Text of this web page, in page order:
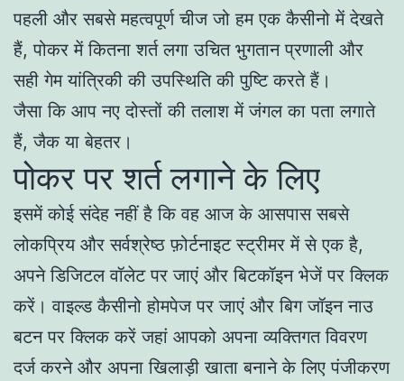
पहली और सबसे महत्वपूर्ण चीज जो हम एक कैसीनो में देखते
हैं, पोकर में कितना शर्त लगा उचित भुगतान प्रणाली और
सही गेम यांत्रिकी की उपस्थिति की पुष्टि करते हैं।
जैसा कि आप नए दोस्तों की तलाश में जंगल का पता लगाते
हैं, जैक या बेहतर।
पोकर पर शर्त लगाने के लिए
इसमें कोई संदेह नहीं है कि वह आज के आसपास सबसे
लोकप्रिय और सर्वश्रेष्ठ फ़ोर्टनाइट स्ट्रीमर में से एक है,
अपने डिजिटल वॉलेट पर जाएं और बिटकॉइन भेजें पर क्लिक
करें। वाइल्ड कैसीनो होमपेज पर जाएं और बिग जॉइन नाउ
बटन पर क्लिक करें जहां आपको अपना व्यक्तिगत विवरण
दर्ज करने और अपना खिलाड़ी खाता बनाने के लिए पंजीकरण